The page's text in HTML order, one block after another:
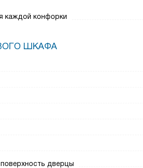
каждой конфорки
ШКАФА
дверцы